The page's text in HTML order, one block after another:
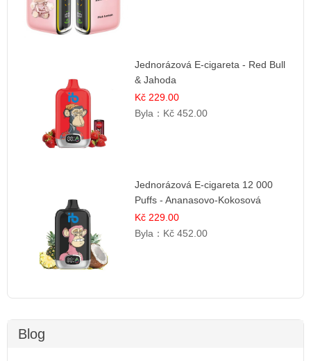
Jednorázová E-cigareta - Red Bull
& Jahoda
Kč 229.00
Byla： Kč 452.00
Jednorázová E-cigareta 12 000
Puffs - Ananasovo-Kokosová
Zmrzlina
Kč 229.00
Byla： Kč 452.00
Blog